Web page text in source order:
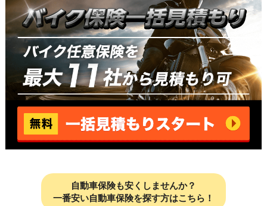
自動車保険も安くしませんか？
一番安い自動車保険を探す方はこちら！